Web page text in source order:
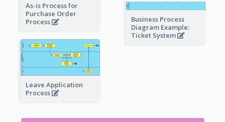
As-is Process for
Purchase Order
Process
Business Process
Diagram Example:
Ticket System
Leave Application
Process